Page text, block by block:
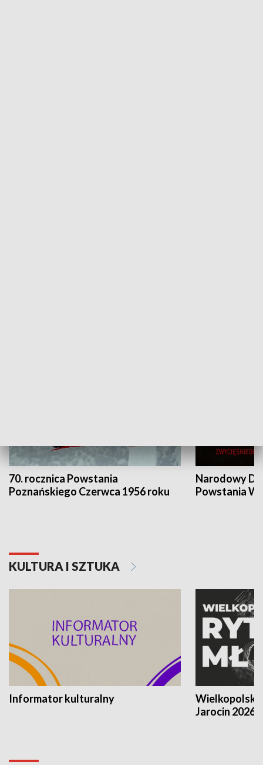
70. rocznica Powstania
Poznańskiego Czerwca 1956 roku
Narodowy
Powstania
KULTURA I SZTUKA
Informator kulturalny
Jarocin 2026